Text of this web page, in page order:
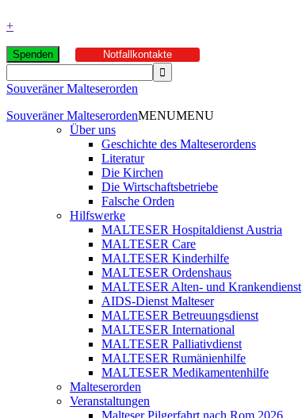
+
Spenden Notfallkontakte
Souveräner Malteserorden
Souveräner MalteserordenMENUMENU
Über uns
Geschichte des Malteserordens
Literatur
Die Kirchen
Die Wirtschaftsbetriebe
Falsche Orden
Hilfswerke
MALTESER Hospitaldienst Austria
MALTESER Care
MALTESER Kinderhilfe
MALTESER Ordenshaus
MALTESER Alten- und Krankendienst
AIDS-Dienst Malteser
MALTESER Betreuungsdienst
MALTESER International
MALTESER Palliativdienst
MALTESER Rumänienhilfe
MALTESER Medikamentenhilfe
Malteserorden
Veranstaltungen
Malteser Pilgerfahrt nach Rom 2026